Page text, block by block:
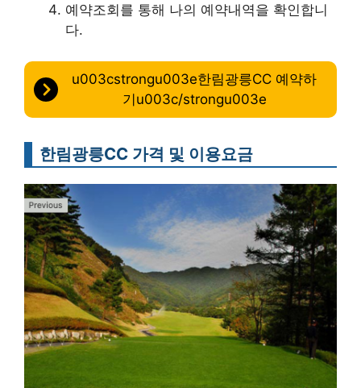
예약조회를 통해 나의 예약내역을 확인합니
다.
u003cstrongu003e한림광릉CC 예약하
기u003c/strongu003e
한림광릉CC 가격 및 이용요금